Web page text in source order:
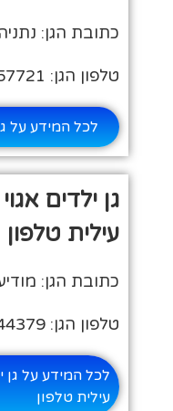
כתובת הגן: נתניה
טלפון הגן: 09-8657721
לכל המידע על
עילית טלפון
כתובת הגן:
טלפון הגן: 08-9744379
עילית טלפון